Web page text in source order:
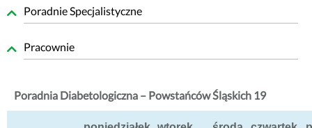
Poradnie Specjalistyczne
Pracownie
Poradnia Diabetologiczna – Powstańców Śląskich 19